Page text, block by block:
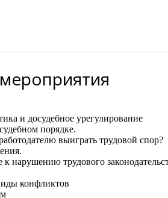
мероприятия